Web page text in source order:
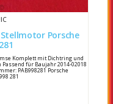
Komplett mit Dichtring und
für Baujahr 2014-02018
PAB998281 Porsche
281